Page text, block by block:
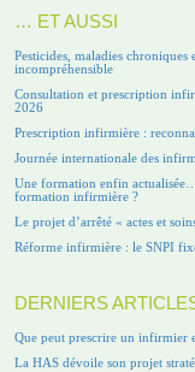
… ET AUSSI
Pesticides, maladies
incompréhensible
Consultation et prescription
2026
Prescription infirmière :
Journée internationale des
Une formation enfin
formation infirmière ?
Le projet d’arrêté « actes et
Réforme infirmière : le SNPI
DERNIERS
Que peut prescrire un infirmier
La HAS dévoile son projet